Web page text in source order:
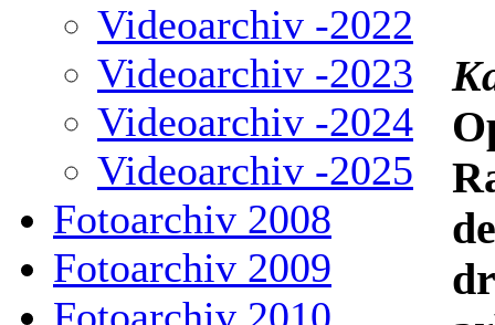
Videoarchiv -2022
Videoarchiv -2023
Videoarchiv -2024
Videoarchiv -2025
Fotoarchiv 2008
Fotoarchiv 2009